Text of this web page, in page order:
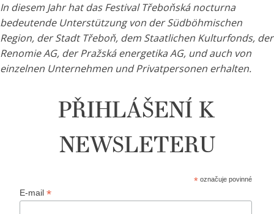
In diesem Jahr hat das Festival Třeboňská nocturna
bedeutende Unterstützung von der Südböhmischen
Region, der Stadt Třeboň, dem Staatlichen Kulturfonds, der
Renomie AG, der Pražská energetika AG, und auch von
einzelnen Unternehmen und Privatpersonen erhalten.
PŘIHLÁŠENÍ K
NEWSLETERU
* označuje povinné
E-mail*